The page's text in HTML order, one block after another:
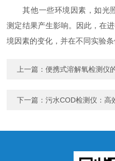
其他一些环境因素，如光
测定结果产生影响。因此，在
境因素的变化，并在不同实验条
上一篇：便携式溶解氧检测仪
下一篇：污水COD检测仪：高